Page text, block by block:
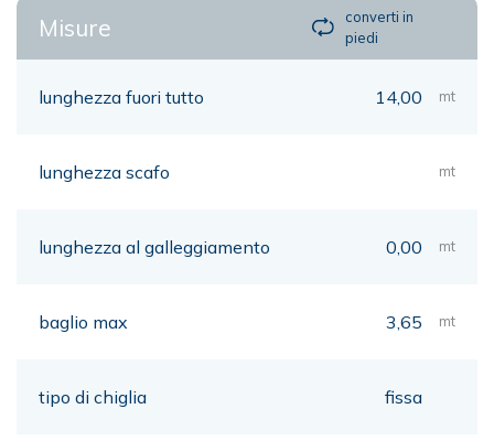
Misure
converti in
piedi
lunghezza fuori tutto 14,00 mt
lunghezza scafo mt
lunghezza al galleggiamento 0,00 mt
baglio max 3,65 mt
tipo di chiglia fissa